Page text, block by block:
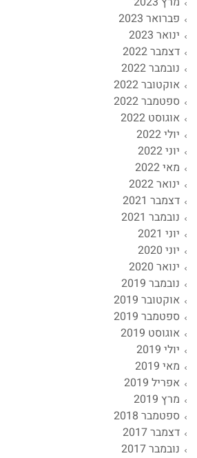
פברואר 2023
ינואר 2023
דצמבר 2022
נובמבר 2022
אוקטובר 2022
ספטמבר 2022
אוגוסט 2022
יולי 2022
יוני 2022
מאי 2022
ינואר 2022
דצמבר 2021
נובמבר 2021
יוני 2021
יוני 2020
ינואר 2020
נובמבר 2019
אוקטובר 2019
ספטמבר 2019
אוגוסט 2019
יולי 2019
מאי 2019
אפריל 2019
מרץ 2019
ספטמבר 2018
דצמבר 2017
נובמבר 2017